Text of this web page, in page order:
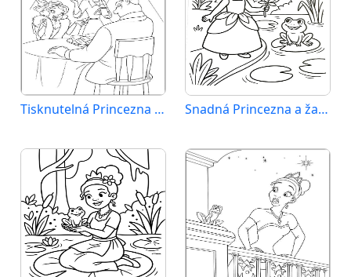
Tisknutelná Princezna a žabák zdarma Snadná Princezna a žabák